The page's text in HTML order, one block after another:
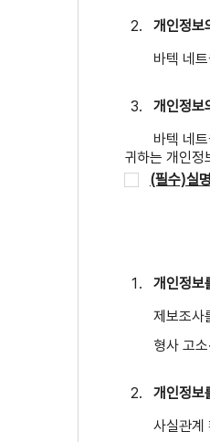
개인정보
바텍 네
개인정보
바텍 네
귀하는 개인
(필수)실
개인정보
제보조사
형사 고
개인정보
사실관계